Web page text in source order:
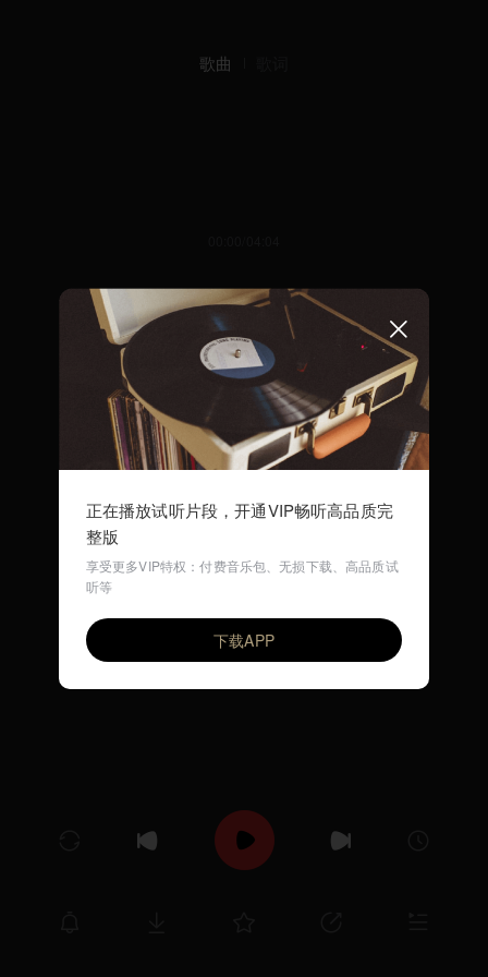
歌曲
Power To The People
上田正樹 with Reggae Rhythm
正在播放试听片段，开通VIP畅听高品质完
整版
享受更多VIP特权：付费音乐包、无损下载、高品质试
听等
下载APP
